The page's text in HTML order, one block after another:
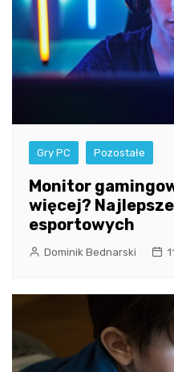
Gry PC Pozostałe
Monitor
więcej?
esportowych
Dominik Bednarski